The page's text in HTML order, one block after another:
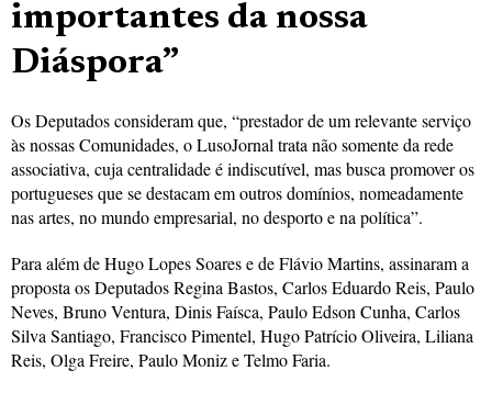
importantes da nossa
Diáspora”
Os Deputados consideram que, “prestador de um relevante serviço
às nossas Comunidades, o LusoJornal trata não somente da rede
associativa, cuja centralidade é indiscutível, mas busca promover os
portugueses que se destacam em outros domínios, nomeadamente
nas artes, no mundo empresarial, no desporto e na política”.
Para além de Hugo Lopes Soares e de Flávio Martins, assinaram a
proposta os Deputados Regina Bastos, Carlos Eduardo Reis, Paulo
Neves, Bruno Ventura, Dinis Faísca, Paulo Edson Cunha, Carlos
Silva Santiago, Francisco Pimentel, Hugo Patrício Oliveira, Liliana
Reis, Olga Freire, Paulo Moniz e Telmo Faria.